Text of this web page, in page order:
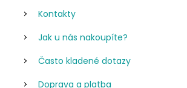
Kontakty
Jak u nás nakoupíte?
Často kladené dotazy
Doprava a platba